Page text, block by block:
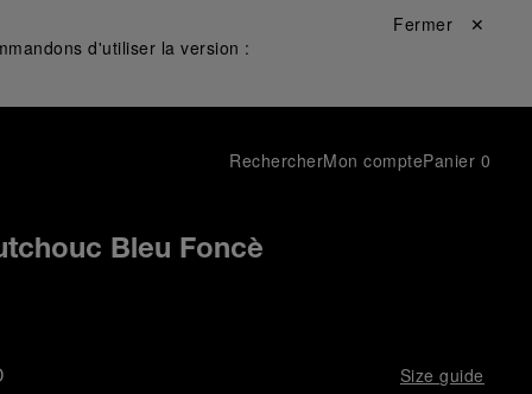
d'utiliser la version :
Fermer ✕
RechercherMon comptePanier 0
Bleu Foncè
Size guide